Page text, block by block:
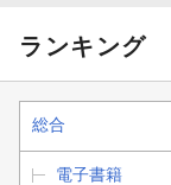
ランキング
総合
電子書籍